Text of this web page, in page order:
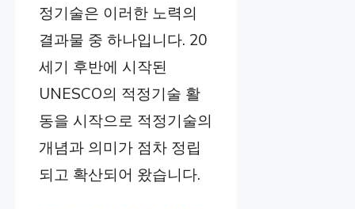
정기술은 이러한 노력의
결과물 중 하나입니다. 20
세기 후반에 시작된
UNESCO의 적정기술 활
동을 시작으로 적정기술의
개념과 의미가 점차 정립
되고 확산되어 왔습니다.